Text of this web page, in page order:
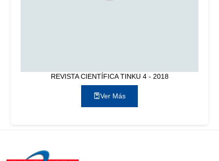
REVISTA CIENTÍFICA TINKU 4 - 2018
Ver Más